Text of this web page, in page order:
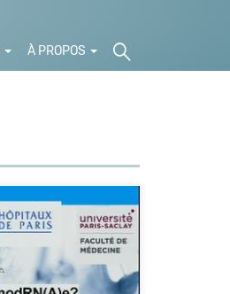
À PROPOS